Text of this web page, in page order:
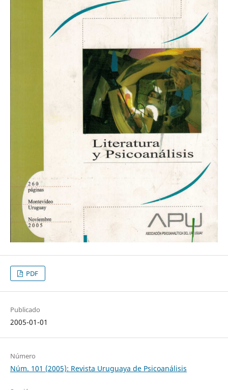
PDF
Publicado
2005-01-01
Número
Núm. 101 (2005): Revista Uruguaya de Psicoanálisis